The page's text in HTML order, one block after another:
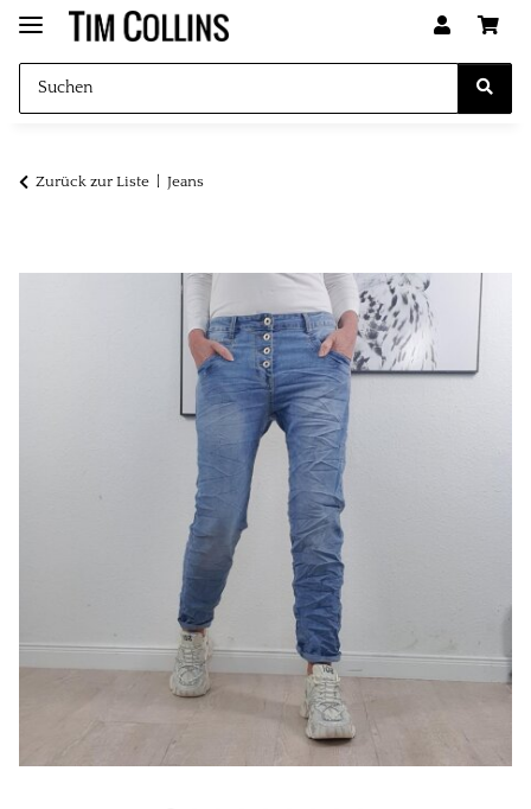
Zurück zur Liste Jeans